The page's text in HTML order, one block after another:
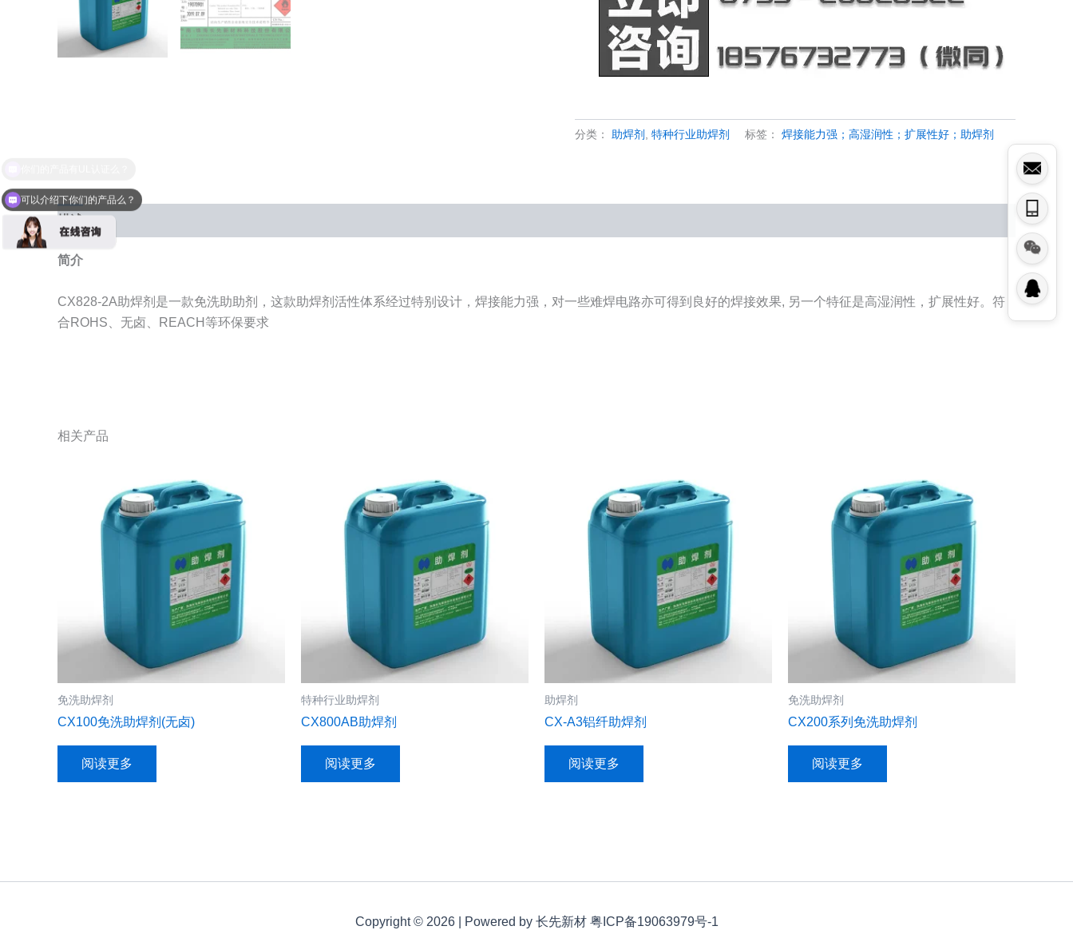
分类： 助焊剂 特种行业助焊剂 标签： 焊接能力强；高湿润性；扩展性好；助焊剂
描述
简介
CX828-2A助焊剂是一款免洗助助剂，这款助焊剂活性体系经过特别设计，焊接能力强，对一些难焊电路亦可得到良好的焊接效果, 另一个特征是高湿润性，扩展性好。符
合ROHS、无卤、REACH等环保要求
相关产品
免洗助焊剂
CX100免洗助焊剂(无卤)
阅读更多
特种行业助焊剂
CX800AB助焊剂
阅读更多
助焊剂
CX-A3铝纤助焊剂
阅读更多
免洗助焊剂
CX200系列免洗助焊剂
阅读更多
Copyright © 2026 | Powered by 长先新材 粤ICP备19063979号-1
可以介绍下你们的产品么？